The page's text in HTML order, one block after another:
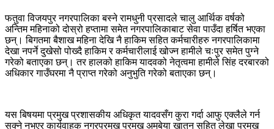
फतुवा विजयपुर नगरपालिका बस्ने रामधुनी प्रसादले चालु आर्थिक वर्षको
अन्तिम महिनाको दोस्रो हप्तामा समेत नगरपालिकाबाट सेवा पाउँदा हर्षित भएका
छन्। बिगतमा बैशाख महिना देखि नै हाकिम सहित कर्मचारीहरु नगरपालिकामा
देखा नपर्ने दुखेसो पोख्दै हाकिम र कर्मचारीलाई खोज्न हामीले चःपुर समेत पुग्ने
गरेको बताएका छन्। तर हालको हाकिम यादवको नेतृत्वमा हामीले सिंह दरबारको
अधिकार गाउँघरमा नै प्राप्त गरेको अनुभुति गरेको बताएका छन्।
यस बिषयमा प्रमुख प्रशासकीय अधिकृत यादवसँग कुरा गर्दा आफु एक्लैले गर्न
सक्ने नभएर कार्यवाहक नगरप्रमुख प्रमुख अमबेया खातुन सहित लेखा प्रमुख